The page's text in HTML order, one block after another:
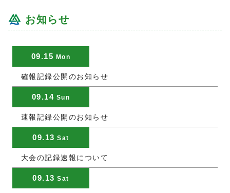
お知らせ
09.15 Mon
確報記録公開のお知らせ
09.14 Sun
速報記録公開のお知らせ
09.13 Sat
大会の記録速報について
09.13 Sat